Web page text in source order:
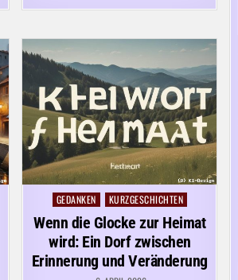
Posted
GEDANKEN KURZGESCHICHTEN
Wenn die Glocke zur Heimat
wird: Ein Dorf zwischen
Erinnerung und Veränderung